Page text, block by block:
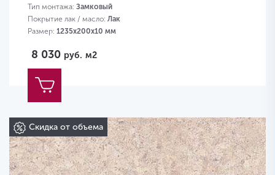
Тип монтажа: Замковый
Покрытие лак / масло: Лак
Размер: 1235х200х10 мм
8 030 руб. м2
Скидка от объема